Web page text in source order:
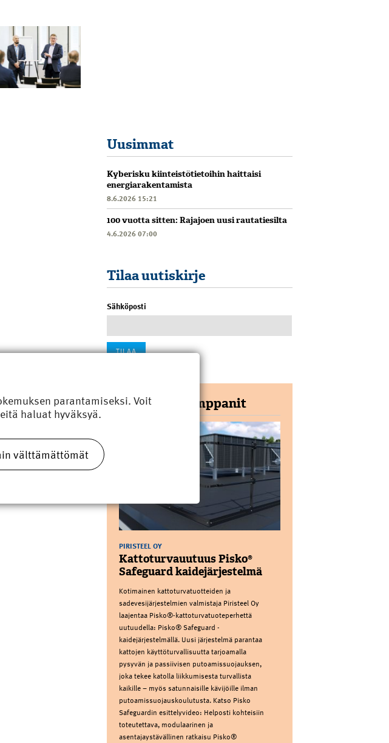
Uusimmat
Kyberisku kiinteistötietoihin haittaisi
energiarakentamista
8.6.2026 15:21
100 vuotta sitten: Rajajoen uusi rautatiesilta
4.6.2026 07:00
Tilaa uutiskirje
Sähköposti
Yhteistyökumppanit
PIRISTEEL OY
Kattoturvauutuus Pisko®
Safeguard kaidejärjestelmä
Kotimainen kattoturvatuotteiden ja
sadevesijärjestelmien valmistaja Piristeel Oy
laajentaa Pisko®-kattoturvatuoteperhettä
uutuudella: Pisko® Safeguard -
kaidejärjestelmällä. Uusi järjestelmä parantaa
kattojen käyttöturvallisuutta tarjoamalla
pysyvän ja passiivisen putoamissuojauksen,
joka tekee katolla liikkumisesta turvallista
kaikille – myös satunnaisille kävijöille ilman
putoamissuojauskoulutusta. Katso Pisko
Safeguardin esittelyvideo: Helposti kohteisiin
toteutettava, modulaarinen ja
asentajaystävällinen ratkaisu Pisko®
parantamiseksi. Voit
haluat hyväksyä.
välttämättömät